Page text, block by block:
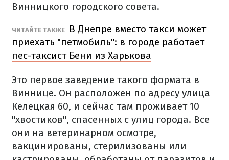
Винницкого городского совета.
ЧИТАЙТЕ ТАКЖЕ
В Днепре вместо такси может
приехать "петмобиль": в городе работает
пес-таксист Бени из Харькова
Это первое заведение такого формата в
Виннице. Он расположен по адресу улица
Келецкая 60, и сейчас там проживает 10
"хвостиков", спасенных с улиц города. Все
они на ветеринарном осмотре,
вакцинированы, стерилизованы или